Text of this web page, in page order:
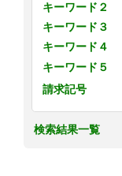
キーワード２
キーワード３
キーワード４
キーワード５
請求記号
検索結果一覧